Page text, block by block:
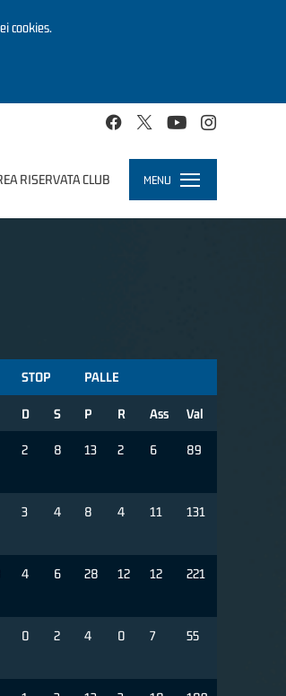
cookies.
RISERVATA CLUB MENU
Toggle
navigation
STOP PALLE
D S P R Ass Val
2 8 13 2 6 89
3 4 8 4 11 131
4 6 28 12 12 221
0 2 4 0 7 55